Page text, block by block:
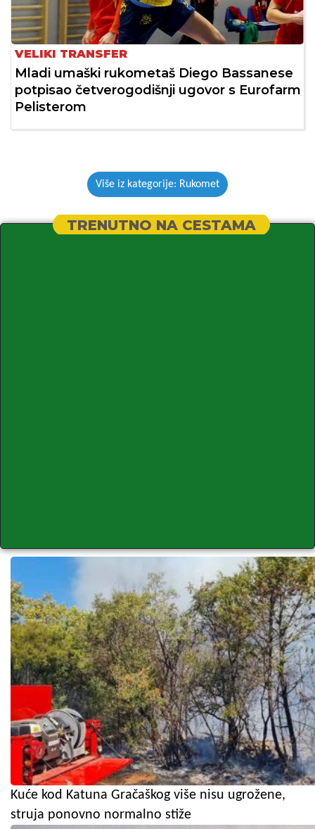
VELIKI TRANSFER
Mladi umaški rukometaš Diego Bassanese
potpisao četverogodišnji ugovor s Eurofarm
Pelisterom
Više iz kategorije: Rukomet
TRENUTNO NA CESTAMA
Kuće kod Katuna Gračaškog više nisu ugrožene,
struja ponovno normalno stiže